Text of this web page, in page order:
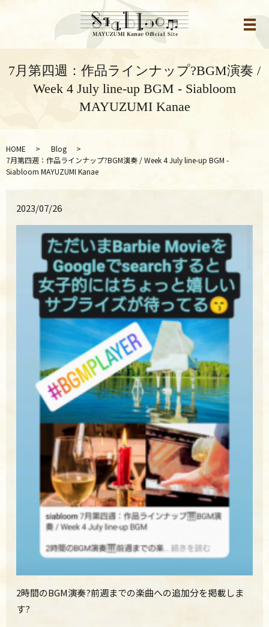
メ
7月第四週：作品ラインナップ?BGM演奏 /
Week 4 July line-up BGM - Siabloom
MAYUZUMI Kanae
HOME
Blog
7月第四週：作品ラインナップ?BGM演奏 / Week 4 July line-up BGM -
Siabloom MAYUZUMI Kanae
2023/07/26
2時間のBGM演奏?前週までの楽曲への追加分を掲載しま
す?